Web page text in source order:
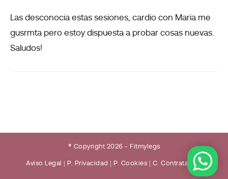
Las desconocia estas sesiones, cardio con Maria me
gusrmta pero estoy dispuesta a probar cosas nuevas.
Saludos!
® Copyright 2026 - Fitmylegs
Aviso Legal | P. Privacidad | P. Cookies | C. Contratación